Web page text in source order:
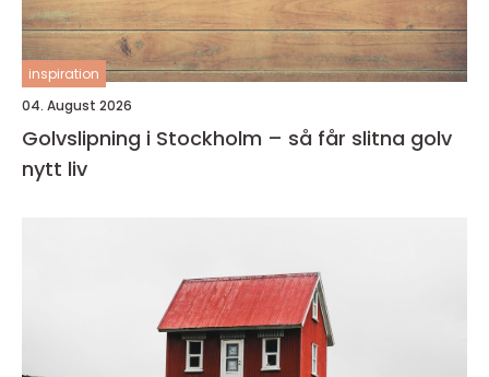
inspiration
04. August 2026
Golvslipning i Stockholm – så får slitna golv
nytt liv